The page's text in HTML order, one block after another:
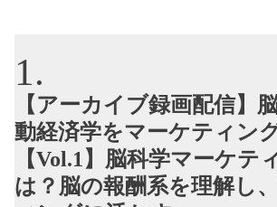
【アーカイブ録画配信】
動経済学をマーケティン
【Vol.1】脳科学マーケテ
は？脳の報酬系を理解し